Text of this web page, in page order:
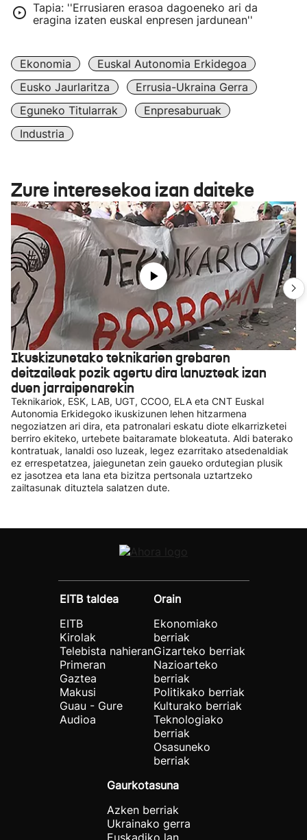
Tapia: ''Errusiaren erasoa dagoeneko ari da
eragina izaten euskal enpresen jardunean''
Ekonomia
Euskal Autonomia Erkidegoa
Eusko Jaurlaritza
Errusia-Ukraina Gerra
Eguneko Titularrak
Enpresaburuak
Industria
Zure interesekoa izan daiteke
Ikuskizunetako teknikarien grebaren
deitzaileak pozik agertu dira lanuzteak izan
duen jarraipenarekin
Teknikariok, ESK, LAB, UGT, CCOO, ELA eta CNT Euskal
Autonomia Erkidegoko ikuskizunen lehen hitzarmena
negoziatzen ari dira, eta patronalari eskatu diote elkarrizketei
berriro ekiteko, urtebete baitaramate blokeatuta. Aldi baterako
kontratuak, lanaldi oso luzeak, legez ezarritako atsedenaldiak
ez errespetatzea, jaiegunetan zein gaueko ordutegian plusik
ez jasotzea eta lana eta bizitza pertsonala uztartzeko
zailtasunak dituztela salatzen dute.
EITB taldea
EITB
Kirolak
Telebista nahieran
Primeran
Gaztea
Makusi
Guau - Gure
Audioa
Orain
Ekonomiako
berriak
Gizarteko berriak
Nazioarteko
berriak
Politikako berriak
Kulturako berriak
Teknologiako
berriak
Osasuneko
berriak
Gaurkotasuna
Azken berriak
Ukrainako gerra
Euskadiko lan